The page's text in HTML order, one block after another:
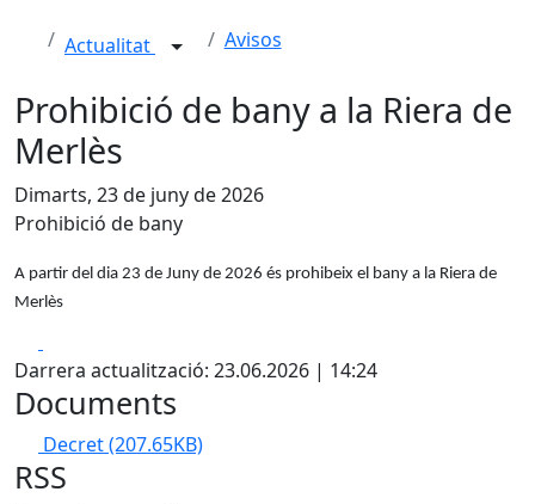
Actualitat Avisos
Prohibició de bany a la Riera de
Merlès
Dimarts, 23 de juny de 2026
Prohibició de bany
A partir del dia 23 de Juny de 2026 és prohibeix el bany a la Riera de
Merlès
Darrera actualització: 23.06.2026 | 14:24
Documents
Decret(207.65KB)
RSS